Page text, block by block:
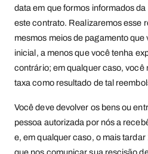
data em que formos informados
este contrato. Realizaremos esse
mesmos meios de pagamento
inicial, a menos que você tenha
contrário; em qualquer caso, você
taxa como resultado de tal
Você deve devolver os bens ou
pessoa autorizada por nós a
e, em qualquer caso, o mais